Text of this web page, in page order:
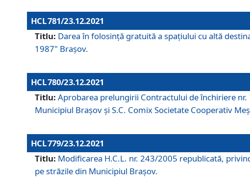
HCL 781/23.12.2021
Titlu: Darea în folosinţă gratuită a spaţiului cu altă
1987" Braşov.
HCL 780/23.12.2021
Titlu: Aprobarea prelungirii Contractului de închiriere
Municipiul Braşov şi S.C. Comix Societate Cooperativ
HCL 779/23.12.2021
Titlu: Modificarea H.C.L. nr. 243/2005 republicată,
pe străzile din Municipiul Braşov.